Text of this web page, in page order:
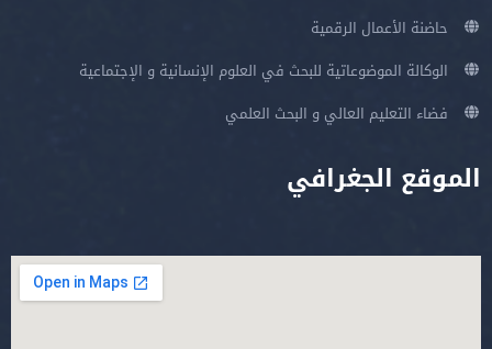
حاضنة الأعمال الرقمية
الوكالة الموضوعاتية للبحث في العلوم الإنسانية و الإجتماعية
فضاء التعليم العالي و البحث العلمي
الموقع الجغرافي